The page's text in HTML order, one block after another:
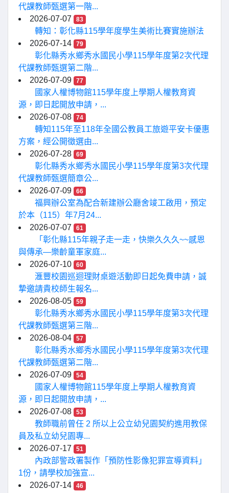
代課教師甄選第一階...
2026-07-07
83
轉知：彰化縣115學年度學生美術比賽實施辦法
2026-07-14
79
彰化縣秀水鄉秀水國民小學115學年度第2次代理
代課教師甄選第二階...
2026-07-09
77
國家人權博物館115學年度上學期人權教育資
源，即日起開放申請，...
2026-07-08
74
轉知115年至118年全國公教員工旅遊平安卡優惠
方案，經公開徵選由...
2026-07-28
69
彰化縣秀水鄉秀水國民小學115學年度第3次代理
代課教師甄選簡章公...
2026-07-09
66
福興辦公室為配合新建辦公廳舍竣工啟用，預定
於本（115）年7月24...
2026-07-07
61
「彰化縣115年親子走一走，快樂久久久~~感恩
與傳承—樂齡童軍家庭...
2026-07-10
60
滙豐校園巡迴理財桌遊活動即日起免費申請，誠
摯邀請貴校師生報名...
2026-08-05
59
彰化縣秀水鄉秀水國民小學115學年度第3次代理
代課教師甄選第三階...
2026-08-04
57
彰化縣秀水鄉秀水國民小學115學年度第3次代理
代課教師甄選第二階...
2026-07-09
54
國家人權博物館115學年度上學期人權教育資
源，即日起開放申請，...
2026-07-08
53
教師職前曾任 2 所以上公立幼兒園契約進用教保
員及私立幼兒園專...
2026-07-17
51
內政部警政署製作「預防性影像犯罪宣導資料」
1份，請學校加強宣...
2026-07-14
46